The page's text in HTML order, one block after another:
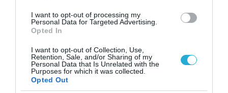
I want to opt-out of processing my
Personal Data for Targeted Advertising.
Opted In
I want to opt-out of Collection, Use,
Retention, Sale, and/or Sharing of my
Personal Data that Is Unrelated with the
Purposes for which it was collected.
Opted Out